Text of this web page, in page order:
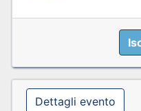
Dettagli evento